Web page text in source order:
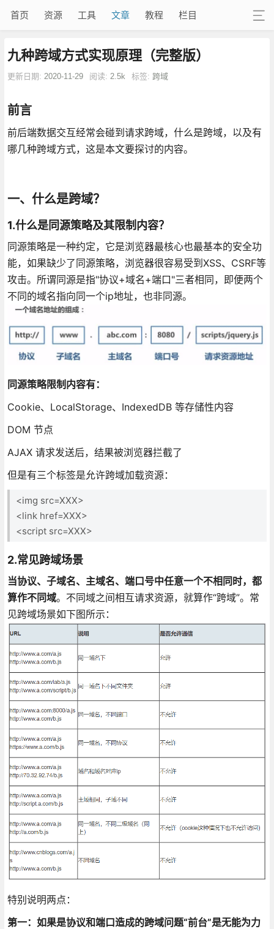
首页 资源 工具 文章 教程 栏目
九种跨域方式实现原理（完整版）
更新日期: 2020-11-29 阅读: 2.5k 标签: 跨域
前言
前后端数据交互经常会碰到请求跨域，什么是跨域，以及有
哪几种跨域方式，这是本文要探讨的内容。
一、什么是跨域？
1.什么是同源策略及其限制内容？
同源策略是一种约定，它是浏览器最核心也最基本的安全功
能，如果缺少了同源策略，浏览器很容易受到XSS、CSRF等
攻击。所谓同源是指"协议+域名+端口"三者相同，即便两个
不同的域名指向同一个ip地址，也非同源。
同源策略限制内容有：
Cookie、LocalStorage、IndexedDB 等存储性内容
DOM 节点
AJAX 请求发送后，结果被浏览器拦截了
但是有三个标签是允许跨域加载资源：
<img src=XXX>
<link href=XXX>
<script src=XXX>
2.常见跨域场景
当协议、子域名、主域名、端口号中任意一个不相同时，都
算作不同域。不同域之间相互请求资源，就算作“跨域”。常
见跨域场景如下图所示：
特别说明两点：
第一：如果是协议和端口造成的跨域问题“前台”是无能为力